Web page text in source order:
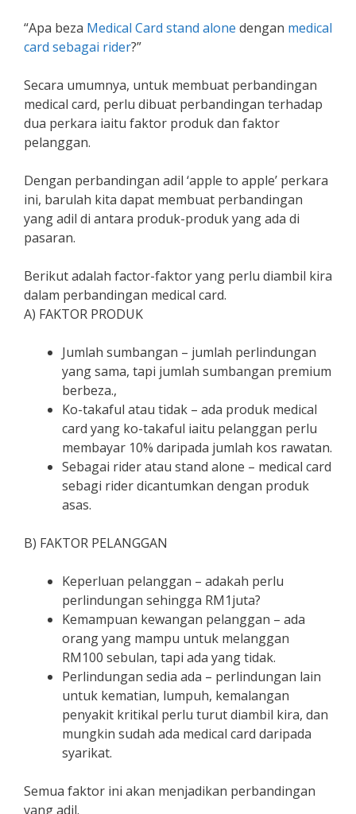
“Apa beza Medical Card stand alone dengan medical
card sebagai rider?”
Secara umumnya, untuk membuat perbandingan
medical card, perlu dibuat perbandingan terhadap
dua perkara iaitu faktor produk dan faktor
pelanggan.
Dengan perbandingan adil ‘apple to apple’ perkara
ini, barulah kita dapat membuat perbandingan
yang adil di antara produk-produk yang ada di
pasaran.
Berikut adalah factor-faktor yang perlu diambil kira
dalam perbandingan medical card.
A) FAKTOR PRODUK
Jumlah sumbangan – jumlah perlindungan
yang sama, tapi jumlah sumbangan premium
berbeza.,
Ko-takaful atau tidak – ada produk medical
card yang ko-takaful iaitu pelanggan perlu
membayar 10% daripada jumlah kos rawatan.
Sebagai rider atau stand alone – medical card
sebagi rider dicantumkan dengan produk
asas.
B) FAKTOR PELANGGAN
Keperluan pelanggan – adakah perlu
perlindungan sehingga RM1juta?
Kemampuan kewangan pelanggan – ada
orang yang mampu untuk melanggan
RM100 sebulan, tapi ada yang tidak.
Perlindungan sedia ada – perlindungan lain
untuk kematian, lumpuh, kemalangan
penyakit kritikal perlu turut diambil kira, dan
mungkin sudah ada medical card daripada
syarikat.
Semua faktor ini akan menjadikan perbandingan
yang adil.